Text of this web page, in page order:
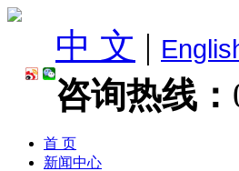
中 文 |
咨询热线：
首 页
新闻中心